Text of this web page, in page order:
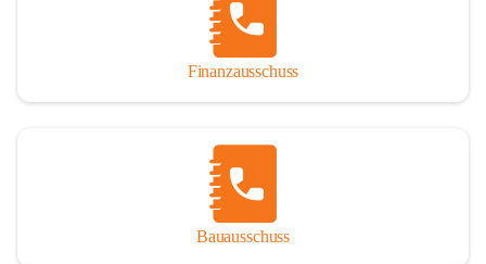
Finanzausschuss
Bauausschuss